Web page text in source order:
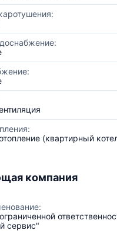
(квартирный
компания
сервис"